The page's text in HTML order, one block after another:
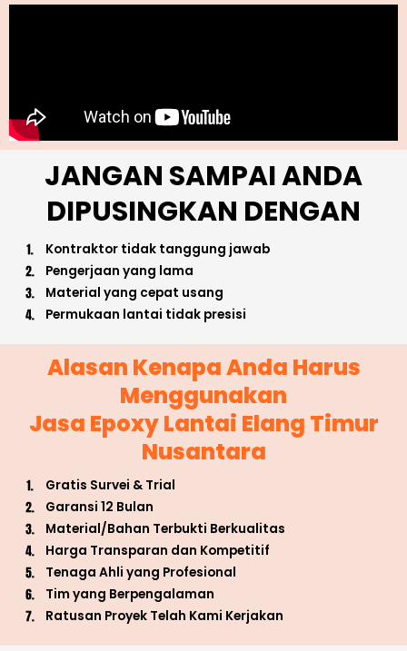
JANGAN SAMPAI ANDA
DIPUSINGKAN DENGAN
Kontraktor tidak tanggung jawab
Pengerjaan yang lama
Material yang cepat usang
Permukaan lantai tidak presisi
Alasan Kenapa Anda Harus
Menggunakan
Jasa Epoxy Lantai Elang Timur
Nusantara
Gratis Survei & Trial
Garansi 12 Bulan
Material/Bahan Terbukti Berkualitas
Harga Transparan dan Kompetitif
Tenaga Ahli yang Profesional
Tim yang Berpengalaman
Ratusan Proyek Telah Kami Kerjakan